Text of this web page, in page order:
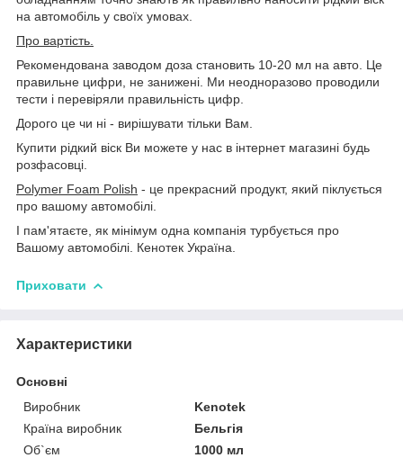
на автомобіль у своїх умовах.
Про вартість.
Рекомендована заводом доза становить 10-20 мл на авто. Це
правильне цифри, не занижені. Ми неодноразово проводили
тести і перевіряли правильність цифр.
Дорого це чи ні - вирішувати тільки Вам.
Купити рідкий віск Ви можете у нас в інтернет магазині будь
розфасовці.
Polymer Foam Polish - це прекрасний продукт, який піклується
про вашому автомобілі.
І пам'ятаєте, як мінімум одна компанія турбується про
Вашому автомобілі. Кенотек Україна.
Приховати
Характеристики
Основні
Виробник
Kenotek
Країна виробник
Бельгія
Об`єм
1000 мл